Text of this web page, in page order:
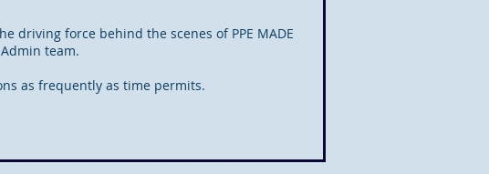
driving force behind the scenes of PPE MADE
team.
as frequently as time permits.